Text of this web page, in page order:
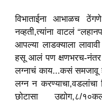
विभाताईना आभाळच
नव्हती,त्यांना वाटलं
आपल्या लाडक्याला
हसू आलं पण क्षणभरच-नंतर
लग्नाचं काय...कसं समजावू
लग्न न करण्याचा,वडलांचा
छोटासा उद्योग,८/